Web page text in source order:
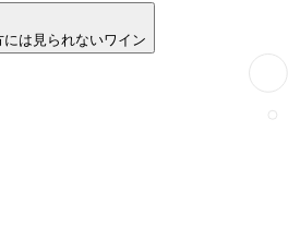
には見られないワイン